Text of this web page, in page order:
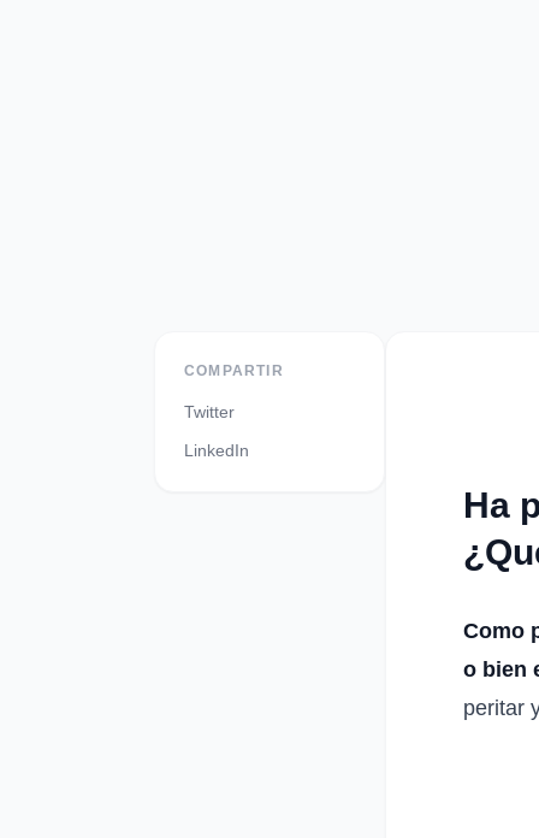
COMPARTIR
Twitter
LinkedIn
Ha
Como
o bien
peritar